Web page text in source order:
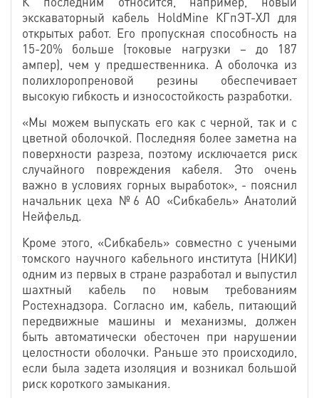
экскаваторный кабель HoldMine КГпЭТ-ХЛ для
открытых работ. Его пропускная способность на
15-20% больше (токовые нагрузки – до 187
ампер), чем у предшественника. А оболочка из
полихлоропреновой резины обеспечивает
высокую гибкость и износостойкость разработки.
«Мы можем выпускать его как с черной, так и с
цветной оболочкой. Последняя более заметна на
поверхности разреза, поэтому исключается риск
случайного повреждения кабеля. Это очень
важно в условиях горных выработок», - пояснил
начальник цеха №6 АО «Сибкабель» Анатолий
Нейфельд.
Кроме этого, «Сибкабель» совместно с учеными
томского научного кабельного института (НИКИ)
одним из первых в стране разработал и выпустил
шахтный кабель по новым требованиям
Ростехнадзора. Согласно им, кабель, питающий
передвижные машины и механизмы, должен
быть автоматически обесточен при нарушении
целостности оболочки. Раньше это происходило,
если была задета изоляция и возникал большой
риск короткого замыкания.